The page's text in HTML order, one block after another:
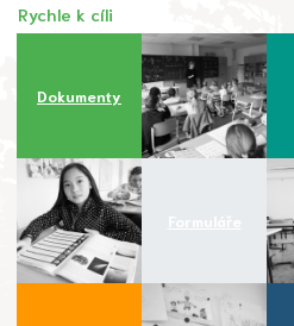
Rychle k cíli
Dokumenty